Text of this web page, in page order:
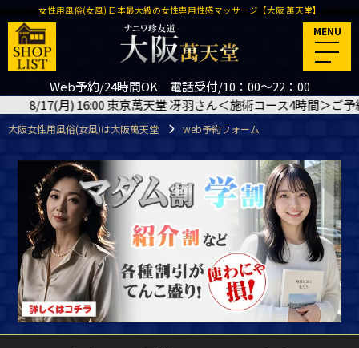
Web予約/24時間OK 電話受付/10：00～22：00
女性用風俗(女風) 日本最大級の女性専用性感マッサージ【大阪 萬天堂】
MENU
大阪女性用風俗(女風)は大阪萬天堂 web予約フォーム
16:00 東京萬天堂 冴羽さん＜施術コース4時間＞ご予約いただき